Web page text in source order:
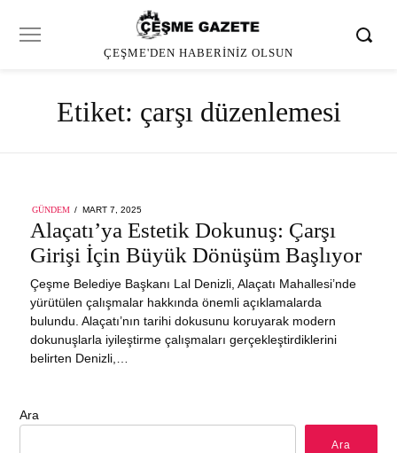
ÇEŞME'DEN HABERINIZ OLSUN
Etiket: çarşı düzenlemesi
GÜNDEM
POSTED
MART 7, 2025
Alaçatı’ya Estetik Dokunuş: Çarşı
Girişi İçin Büyük Dönüşüm Başlıyor
Çeşme Belediye Başkanı Lal Denizli, Alaçatı Mahallesi’nde
yürütülen çalışmalar hakkında önemli açıklamalarda
bulundu. Alaçatı’nın tarihi dokusunu koruyarak modern
dokunuşlarla iyileştirme çalışmaları gerçekleştirdiklerini
belirten Denizli,…
Ara
Ara